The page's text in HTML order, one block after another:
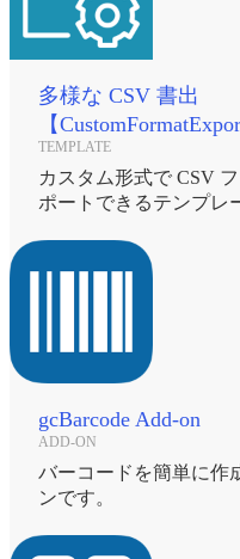
多様な CSV 書出
【
TEMPLATE
カスタム形式で CSV
ポートできるテンプレ
gcBarcode Add-on
ADD-ON
バーコードを簡単に作
ンです。